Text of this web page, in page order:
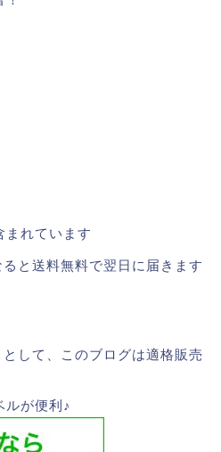
まれています
と送料無料で翌日に届きます
して、このブログは適格販売
ルが便利♪